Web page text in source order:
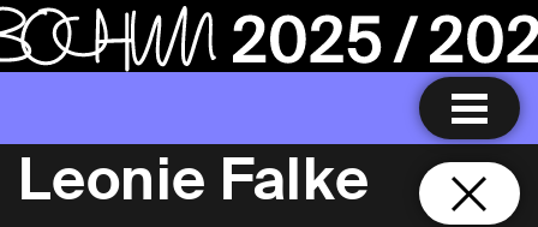
Leonie Falke